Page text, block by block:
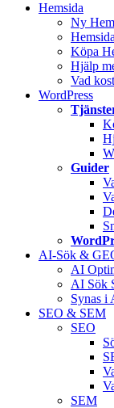
Hemsida
Ny
Köpa
Hjälp
Vad
WordPress
Guider
AI-Sök &
AI
AI Sök
Synas i
SEO & SEM
SEO
SEM